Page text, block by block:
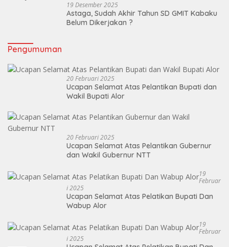
19 Desember 2025
Astaga, Sudah Akhir Tahun SD GMIT Kabaku
Belum Dikerjakan ?
Pengumuman
20 Februari 2025
Ucapan Selamat Atas Pelantikan Bupati dan
Wakil Bupati Alor
20 Februari 2025
Ucapan Selamat Atas Pelantikan Gubernur
dan Wakil Gubernur NTT
19
Februar
I 2025
Ucapan Selamat Atas Pelatikan Bupati Dan
Wabup Alor
19
Februar
I 2025